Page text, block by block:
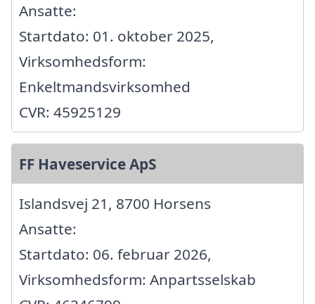
Ansatte:
Startdato: 01. oktober 2025,
Virksomhedsform:
Enkeltmandsvirksomhed
CVR: 45925129
FF Haveservice ApS
Islandsvej 21, 8700 Horsens
Ansatte:
Startdato: 06. februar 2026,
Virksomhedsform: Anpartsselskab